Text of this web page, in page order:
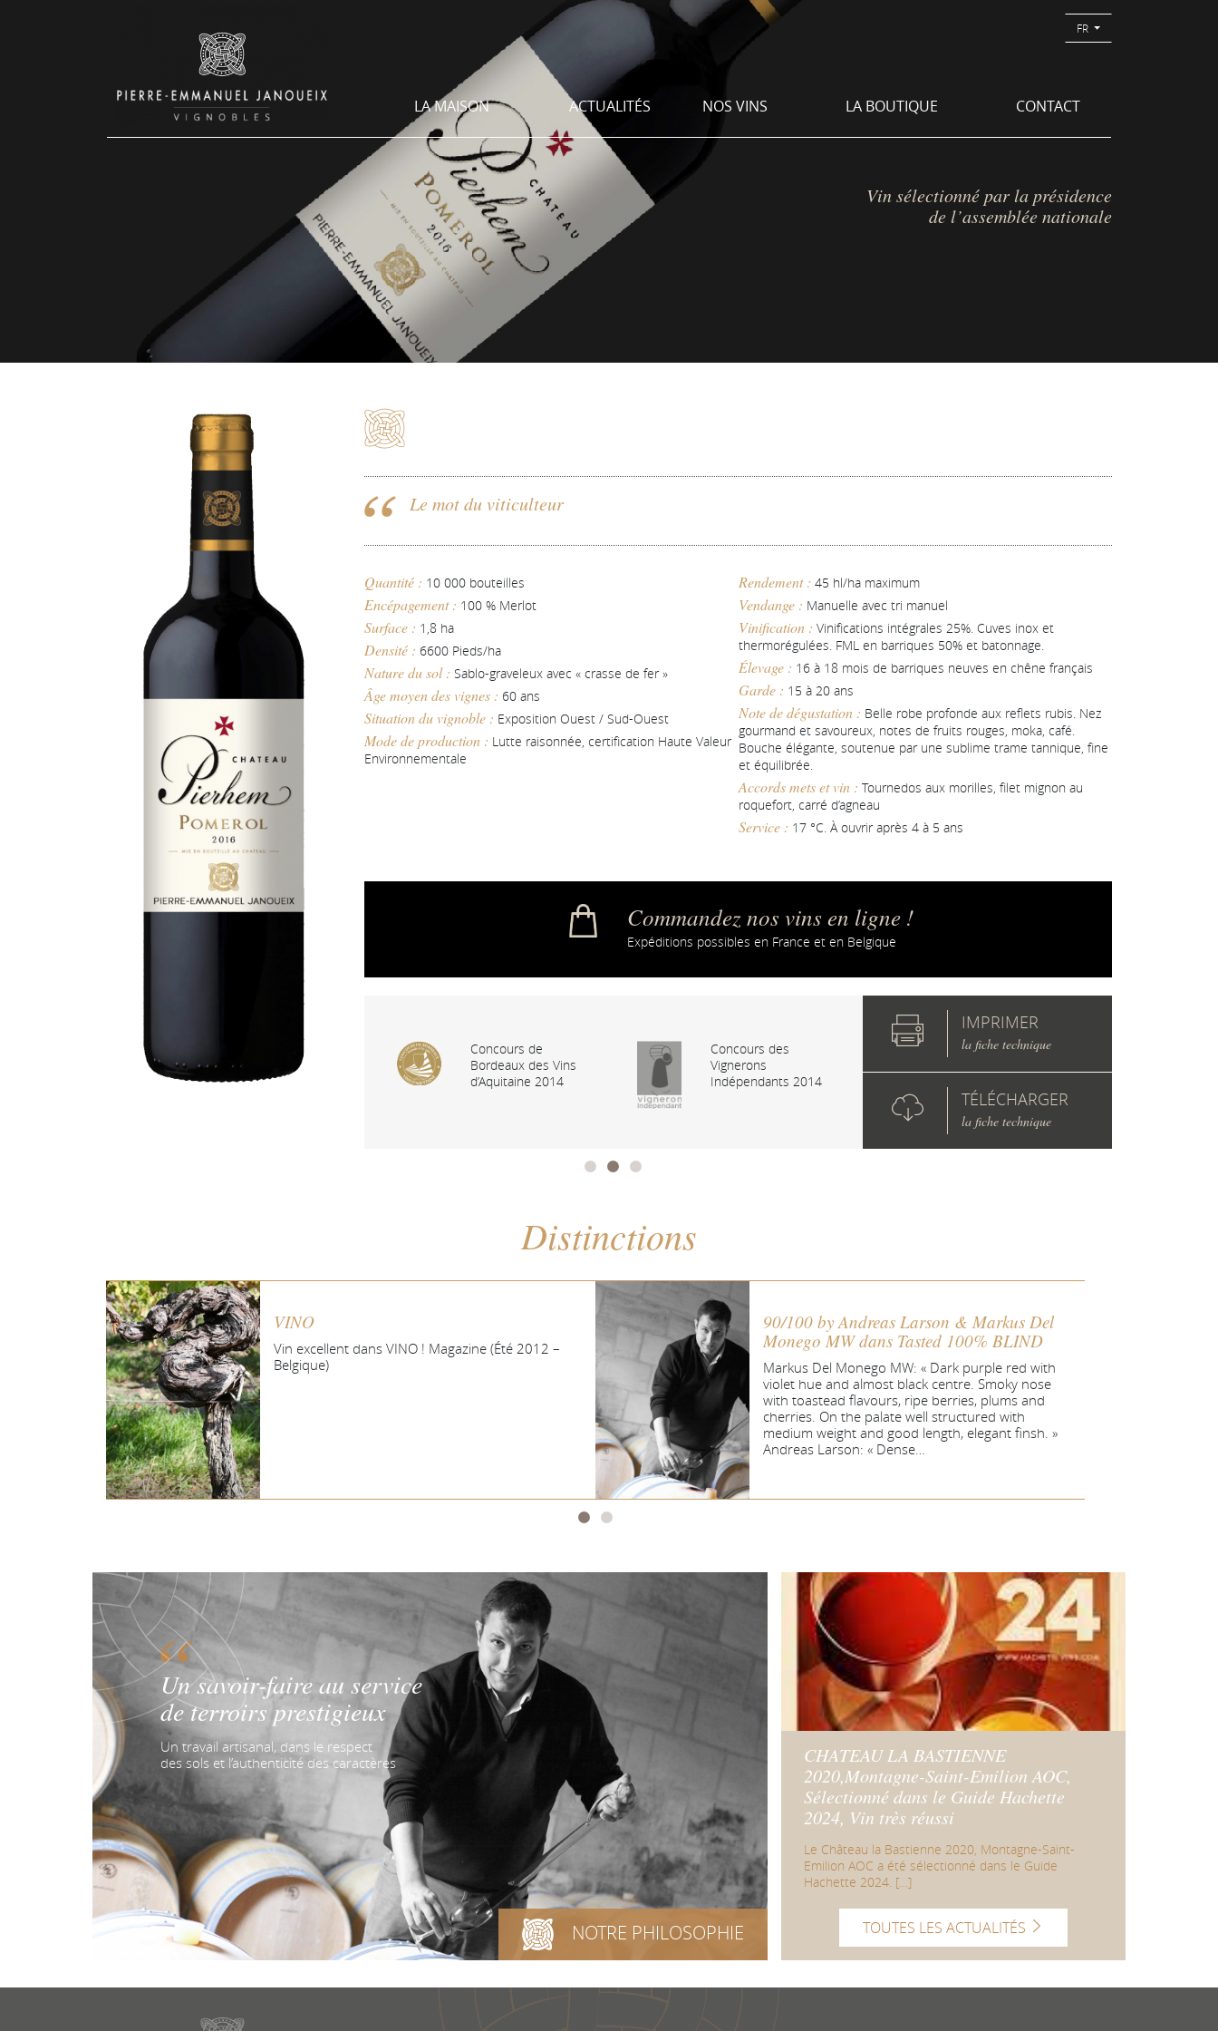
FR
LA MAISON ACTUALITÉS NOS VINS LA BOUTIQUE CONTACT
Vin sélectionné par la présidence
de l’assemblée nationale
Le mot du viticulteur
Quantité : 10 000 bouteilles
Encépagement : 100 % Merlot
Surface : 1,8 ha
Densité : 6600 Pieds/ha
Nature du sol : Sablo-graveleux avec « crasse de fer »
Âge moyen des vignes : 60 ans
Situation du vignoble : Exposition Ouest / Sud-Ouest
Mode de production : Lutte raisonnée, certification Haute Valeur
Environnementale
Rendement : 45 hl/ha maximum
Vendange : Manuelle avec tri manuel
Vinification : Vinifications intégrales 25%. Cuves inox et
thermorégulées. FML en barriques 50% et batonnage.
Élevage : 16 à 18 mois de barriques neuves en chêne français
Garde : 15 à 20 ans
Note de dégustation : Belle robe profonde aux reflets rubis. Nez
gourmand et savoureux, notes de fruits rouges, moka, café.
Bouche élégante, soutenue par une sublime trame tannique, fine
et équilibrée.
Accords mets et vin : Tournedos aux morilles, filet mignon au
roquefort, carré d’agneau
Service : 17 °C. À ouvrir après 4 à 5 ans
Commandez nos vins en ligne !
Expéditions possibles en France et en Belgique
Agricole de Paris
2016
Concours de
Bordeaux des Vins
d’Aquitaine 2014
Concours des
Vignerons
Indépendants 2014
Concours de
IMPRIMER
la fiche technique
TÉLÉCHARGER
la fiche technique
Distinctions
VINO
Vin excellent dans VINO ! Magazine (Été 2012 –
Belgique)
90/100 by Andreas Larson & Markus Del
Monego MW dans Tasted 100% BLIND
Markus Del Monego MW: « Dark purple red with
violet hue and almost black centre. Smoky nose
with toastead flavours, ripe berries, plums and
cherries. On the palate well structured with
medium weight and good length, elegant finsh. »
Andreas Larson: « Dense…
Un savoir-faire au service
de terroirs prestigieux
Un travail artisanal, dans le respect
des sols et l’authenticité des caractères
NOTRE PHILOSOPHIE
CHATEAU LA BASTIENNE
2020,Montagne-Saint-Emilion AOC,
Sélectionné dans le Guide Hachette
2024, Vin très réussi
Le Château la Bastienne 2020, Montagne-Saint-
Emilion AOC a été sélectionné dans le Guide
Hachette 2024. […]
TOUTES LES ACTUALITÉS